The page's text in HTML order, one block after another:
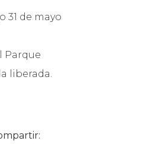
31 de mayo
Parque
liberada.